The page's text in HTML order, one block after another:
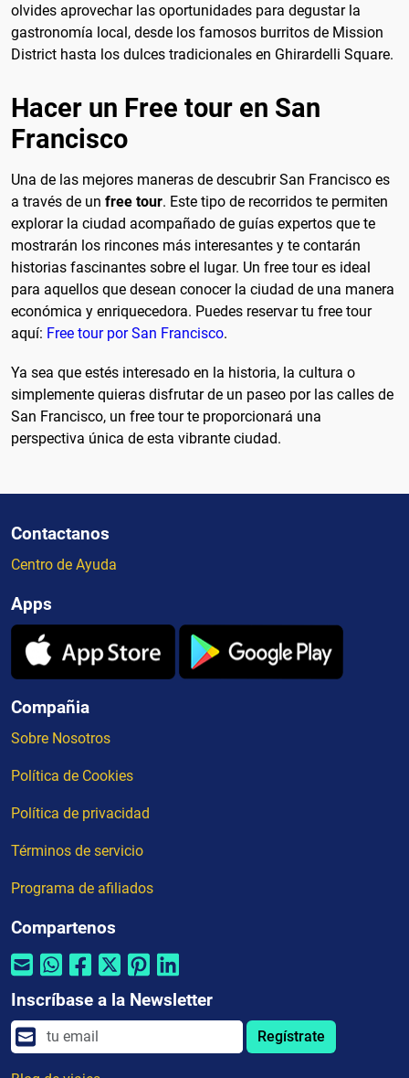
olvides aprovechar las oportunidades para degustar la
gastronomía local, desde los famosos burritos de Mission
District hasta los dulces tradicionales en Ghirardelli Square.
Hacer un Free tour en San
Francisco
Una de las mejores maneras de descubrir San Francisco es
a través de un free tour. Este tipo de recorridos te permiten
explorar la ciudad acompañado de guías expertos que te
mostrarán los rincones más interesantes y te contarán
historias fascinantes sobre el lugar. Un free tour es ideal
para aquellos que desean conocer la ciudad de una manera
económica y enriquecedora. Puedes reservar tu free tour
aquí: Free tour por San Francisco.
Ya sea que estés interesado en la historia, la cultura o
simplemente quieras disfrutar de un paseo por las calles de
San Francisco, un free tour te proporcionará una
perspectiva única de esta vibrante ciudad.
Contactanos
Centro de Ayuda
Apps
Compañia
Sobre Nosotros
Política de Cookies
Política de privacidad
Términos de servicio
Programa de afiliados
Compartenos
Inscríbase a la Newsletter
Regístrate